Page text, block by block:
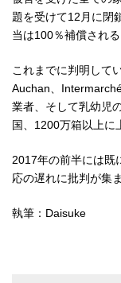
題を受けて12月に閉
当は100％補償され
これまでに判明して
Auchan、
業者、そして乳幼児
国、1200万箱以上に
2017年の前半には既
応の遅れに批判が集
執筆：Daisuke